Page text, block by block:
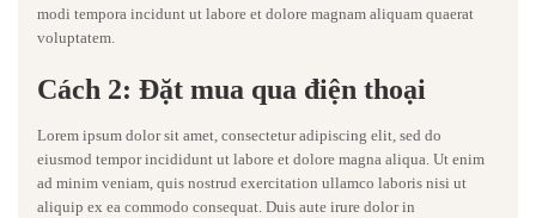
modi tempora incidunt ut labore et dolore magnam aliquam quaerat
voluptatem.
Cách 2: Đặt mua qua điện thoại
Lorem ipsum dolor sit amet, consectetur adipiscing elit, sed do
eiusmod tempor incididunt ut labore et dolore magna aliqua. Ut enim
ad minim veniam, quis nostrud exercitation ullamco laboris nisi ut
aliquip ex ea commodo consequat. Duis aute irure dolor in